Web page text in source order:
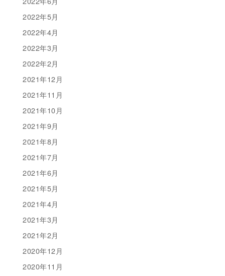
2022年5月
2022年4月
2022年3月
2022年2月
2021年12月
2021年11月
2021年10月
2021年9月
2021年8月
2021年7月
2021年6月
2021年5月
2021年4月
2021年3月
2021年2月
2020年12月
2020年11月